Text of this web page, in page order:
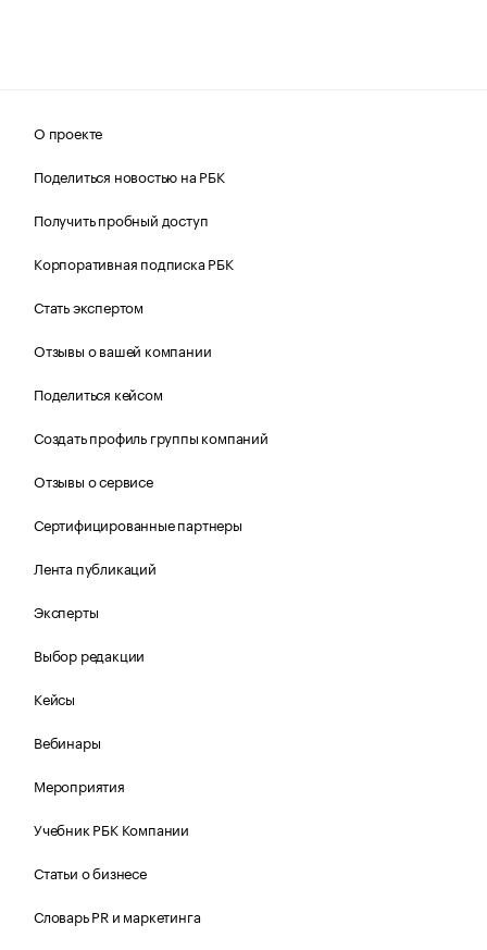
О проекте
Поделиться новостью на РБК
Получить пробный доступ
Корпоративная подписка РБК
Стать экспертом
Отзывы о вашей компании
Поделиться кейсом
Создать профиль группы компаний
Отзывы о сервисе
Сертифицированные партнеры
Лента публикаций
Эксперты
Выбор редакции
Кейсы
Вебинары
Мероприятия
Учебник РБК Компании
Статьи о бизнесе
Словарь PR и маркетинга